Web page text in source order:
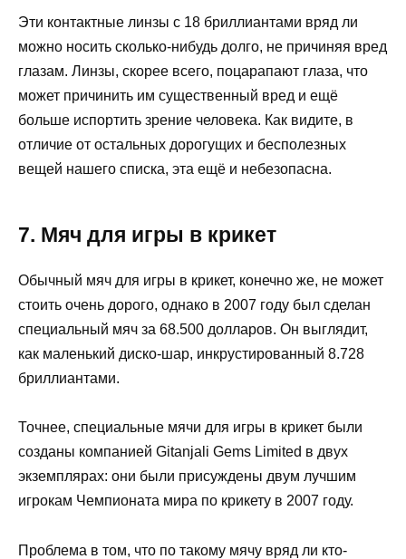
Эти контактные линзы с 18 бриллиантами вряд ли
можно носить сколько-нибудь долго, не причиняя вред
глазам. Линзы, скорее всего, поцарапают глаза, что
может причинить им существенный вред и ещё
больше испортить зрение человека. Как видите, в
отличие от остальных дорогущих и бесполезных
вещей нашего списка, эта ещё и небезопасна.
7. Мяч для игры в крикет
Обычный мяч для игры в крикет, конечно же, не может
стоить очень дорого, однако в 2007 году был сделан
специальный мяч за 68.500 долларов. Он выглядит,
как маленький диско-шар, инкрустированный 8.728
бриллиантами.
Точнее, специальные мячи для игры в крикет были
созданы компанией Gitanjali Gems Limited в двух
экземплярах: они были присуждены двум лучшим
игрокам Чемпионата мира по крикету в 2007 году.
Проблема в том, что по такому мячу вряд ли кто-